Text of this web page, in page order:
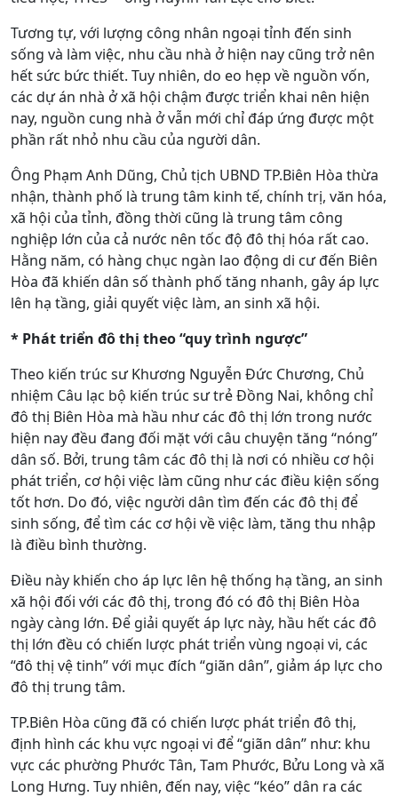
Tương tự, với lượng công nhân ngoại tỉnh đến sinh
sống và làm việc, nhu cầu nhà ở hiện nay cũng trở nên
hết sức bức thiết. Tuy nhiên, do eo hẹp về nguồn vốn,
các dự án nhà ở xã hội chậm được triển khai nên hiện
nay, nguồn cung nhà ở vẫn mới chỉ đáp ứng được một
phần rất nhỏ nhu cầu của người dân.
Ông Phạm Anh Dũng, Chủ tịch UBND TP.Biên Hòa thừa
nhận, thành phố là trung tâm kinh tế, chính trị, văn hóa,
xã hội của tỉnh, đồng thời cũng là trung tâm công
nghiệp lớn của cả nước nên tốc độ đô thị hóa rất cao.
Hằng năm, có hàng chục ngàn lao động di cư đến Biên
Hòa đã khiến dân số thành phố tăng nhanh, gây áp lực
lên hạ tầng, giải quyết việc làm, an sinh xã hội.
* Phát triển đô thị theo “quy trình ngược”
Theo kiến trúc sư Khương Nguyễn Đức Chương, Chủ
nhiệm Câu lạc bộ kiến trúc sư trẻ Đồng Nai, không chỉ
đô thị Biên Hòa mà hầu như các đô thị lớn trong nước
hiện nay đều đang đối mặt với câu chuyện tăng “nóng”
dân số. Bởi, trung tâm các đô thị là nơi có nhiều cơ hội
phát triển, cơ hội việc làm cũng như các điều kiện sống
tốt hơn. Do đó, việc người dân tìm đến các đô thị để
sinh sống, để tìm các cơ hội về việc làm, tăng thu nhập
là điều bình thường.
Điều này khiến cho áp lực lên hệ thống hạ tầng, an sinh
xã hội đối với các đô thị, trong đó có đô thị Biên Hòa
ngày càng lớn. Để giải quyết áp lực này, hầu hết các đô
thị lớn đều có chiến lược phát triển vùng ngoại vi, các
“đô thị vệ tinh” với mục đích “giãn dân”, giảm áp lực cho
đô thị trung tâm.
TP.Biên Hòa cũng đã có chiến lược phát triển đô thị,
định hình các khu vực ngoại vi để “giãn dân” như: khu
vực các phường Phước Tân, Tam Phước, Bửu Long và xã
Long Hưng. Tuy nhiên, đến nay, việc “kéo” dân ra các